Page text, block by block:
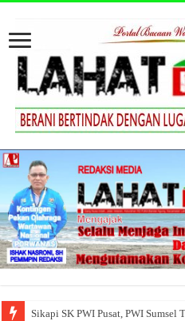
Sikapi SK PWI Pusat, PWI